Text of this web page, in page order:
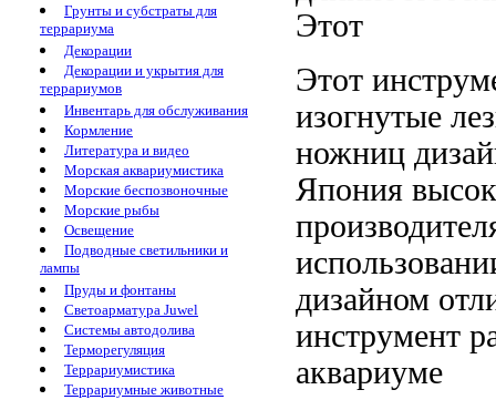
Грунты и субстраты для
террариума
Декорации
Декорации и укрытия для
террариумов
Инвентарь для обслуживания
Кормление
Литература и видео
Морская аквариумистика
Морские беспозвоночные
Морские рыбы
Освещение
Подводные светильники и
лампы
Пруды и фонтаны
Светоарматура Juwel
Системы автодолива
Терморегуляция
Террариумистика
Террариумные животные
Этот
Этот
изогнутые
ножниц
Япония
дизайном
инструмент
аквариуме